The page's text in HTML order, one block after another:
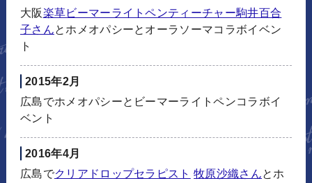
大阪楽草ビーマーライトペンティーチャー駒井百合
子さんとホメオパシーとオーラソーマコラボイベン
ト
2015年2月
広島でホメオパシーとビーマーライトペンコラボイ
ベント
2016年4月
広島でクリアドロップセラピスト 牧原沙織さんとホ